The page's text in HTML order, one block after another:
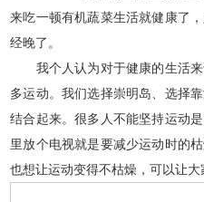
来吃一顿有机蔬菜生活就健康了
经晚了。
我个人认为对于健康的生活来
多运动。我们选择崇明岛、选择
结合起来。很多人不能坚持运动
里放个电视就是要减少运动时的
也想让运动变得不枯燥，可以让大